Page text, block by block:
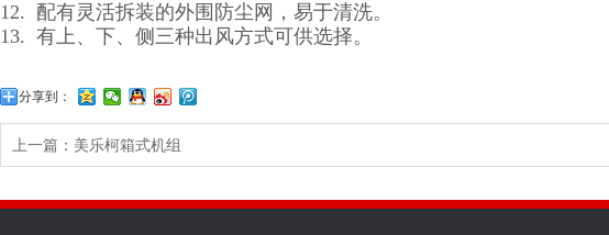
12. 配有灵活拆装的外围防尘网，易于清洗。
13. 有上、下、侧三种出风方式可供选择。
分享到：
上一篇：美乐柯箱式机组